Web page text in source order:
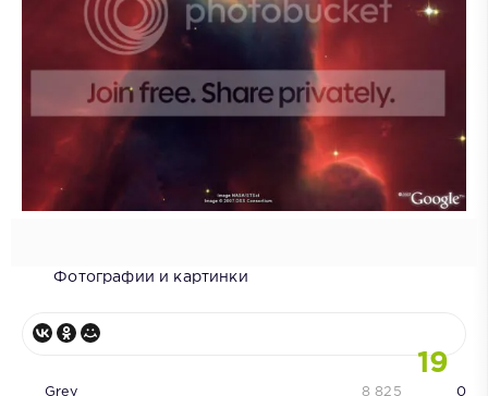
Фотографии и картинки
19
Grey 0
8 825